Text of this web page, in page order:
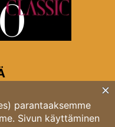
Helsinki